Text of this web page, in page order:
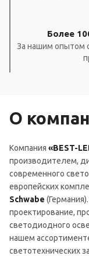
Более
За нашим опытом
О
Компания «BEST-
производителем,
современного
европейских
Schwabe
проектирование,
светодиодного
нашем
светотехнических